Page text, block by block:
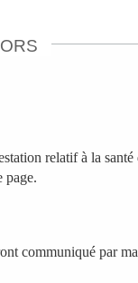
relatif à la
page.
communiqué par